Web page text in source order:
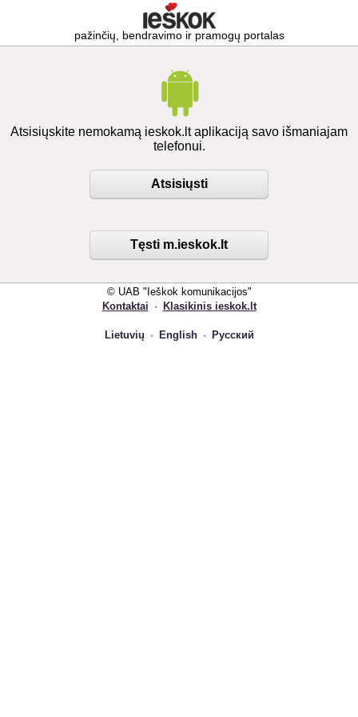
pažinčių, bendravimo ir pramogų portalas
Atsisiųskite nemokamą ieskok.lt aplikaciją savo išmaniajam
telefonui.
Atsisiųsti
Tęsti m.ieskok.lt
© UAB "Ieškok komunikacijos"
Kontaktai · Klasikinis ieskok.lt
Lietuvių · English · Русский